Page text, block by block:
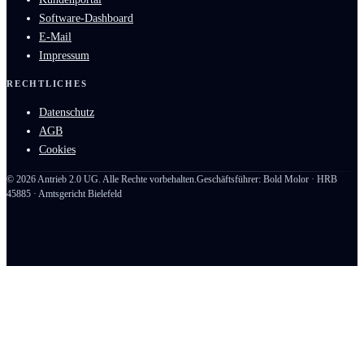
Software-Dashboard
E-Mail
Impressum
RECHTLICHES
Datenschutz
AGB
Cookies
© 2026Antrieb 2.0 UG. Alle Rechte vorbehalten.Geschäftsführer: Bold Molor · HRB
45885 · Amtsgericht Bielefeld